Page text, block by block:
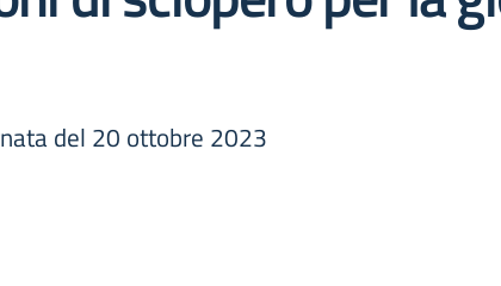
del 20 ottobre 2023